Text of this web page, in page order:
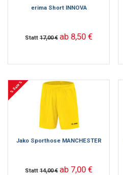
erima Short INNOVA
Statt 17,00 € ab 8,50 €
% Sale %
Jako Sporthose MANCHESTER
Statt 14,00 € ab 7,00 €